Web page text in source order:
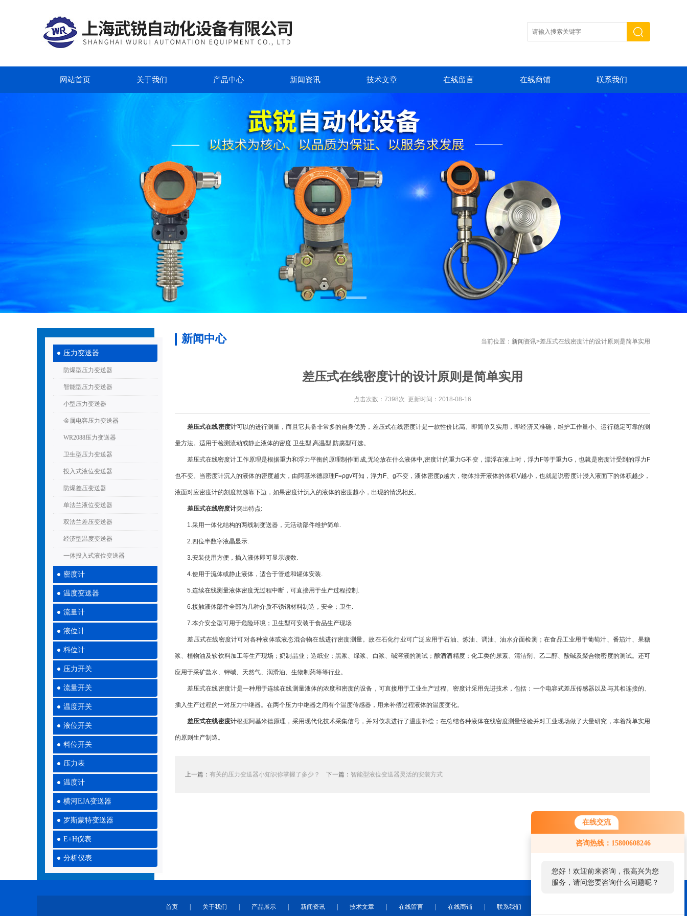
在线交流
咨询热线：15800608246
您好！欢迎前来咨询，很高兴为您
服务，请问您要咨询什么问题呢？
网站首页 关于我们 产品中心 新闻资讯 技术文章 在线留言 在线商铺 联系我们
压力变送器
防爆型压力变送器
智能型压力变送器
小型压力变送器
金属电容压力变送器
WR2088压力变送器
卫生型压力变送器
投入式液位变送器
防爆差压变送器
单法兰液位变送器
双法兰差压变送器
经济型温度变送器
一体投入式液位变送器
密度计
温度变送器
流量计
液位计
料位计
压力开关
流量开关
温度开关
液位开关
料位开关
压力表
温度计
横河EJA变送器
罗斯蒙特变送器
E+H仪表
分析仪表
当前位置： 新闻资讯>差压式在线密度计的设计原则是简单实用
新闻中心
差压式在线密度计的设计原则是简单实用
点击次数：7398次 更新时间：2018-08-16
差压式在线密度计可以的进行测量，而且它具备非常多的自身优势，差压式在线密度计是一款性价比高、即简单又实用，即经济又准确，维护工作量小、运行稳定可靠的测
量方法。适用于检测流动或静止液体的密度.卫生型,高温型,防腐型可选。
差压式在线密度计工作原理是根据重力和浮力平衡的原理制作而成,无论放在什么液体中,密度计的重力G不变，漂浮在液上时，浮力F等于重力G，也就是密度计受到的浮力F
也不变。当密度计沉入的液体的密度越大，由阿基米德原理F=ρgv可知，浮力F、g不变，液体密度ρ越大，物体排开液体的体积V越小，也就是说密度计浸入液面下的体积越少，
液面对应密度计的刻度就越靠下边，如果密度计沉入的液体的密度越小，出现的情况相反。
差压式在线密度计突出特点:
1.采用一体化结构的两线制变送器，无活动部件维护简单.
2.四位半数字液晶显示.
3.安装使用方便，插入液体即可显示读数.
4.使用于流体或静止液体，适合于管道和罐体安装.
5.连续在线测量液体密度无过程中断，可直接用于生产过程控制.
6.接触液体部件全部为几种介质不锈钢材料制造，安全；卫生.
7.本介安全型可用于危险环境；卫生型可安装于食品生产现场
差压式在线密度计可对各种液体或液态混合物在线进行密度测量。故在石化行业可广泛应用于石油、炼油、调油、油水介面检测；在食品工业用于葡萄汁、番茄汁、果糖
浆、植物油及软饮料加工等生产现场；奶制品业；造纸业；黑浆、绿浆、白浆、碱溶液的测试；酿酒酒精度；化工类的尿素、清洁剂、乙二醇、酸碱及聚合物密度的测试。还可
应用于采矿盐水、钾碱、天然气、润滑油、生物制药等等行业。
差压式在线密度计是一种用于连续在线测量液体的浓度和密度的设备，可直接用于工业生产过程。密度计采用先进技术，包括：一个电容式差压传感器以及与其相连接的、
插入生产过程的一对压力中继器。在两个压力中继器之间有个温度传感器，用来补偿过程液体的温度变化。
差压式在线密度计根据阿基米德原理，采用现代化技术采集信号，并对仪表进行了温度补偿；在总结各种液体在线密度测量经验并对工业现场做了大量研究，本着简单实用
的原则生产制造。
上一篇： 有关的压力变送器小知识你掌握了多少？ 下一篇： 智能型液位变送器灵活的安装方式
首页 关于我们 产品展示 新闻资讯 技术文章 在线留言 在线商铺 联系我们